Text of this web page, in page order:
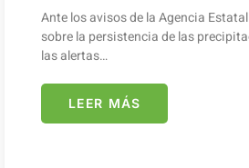
Ante los avisos de la Agencia
sobre la persistencia de las
las alertas…
LEER MÁS